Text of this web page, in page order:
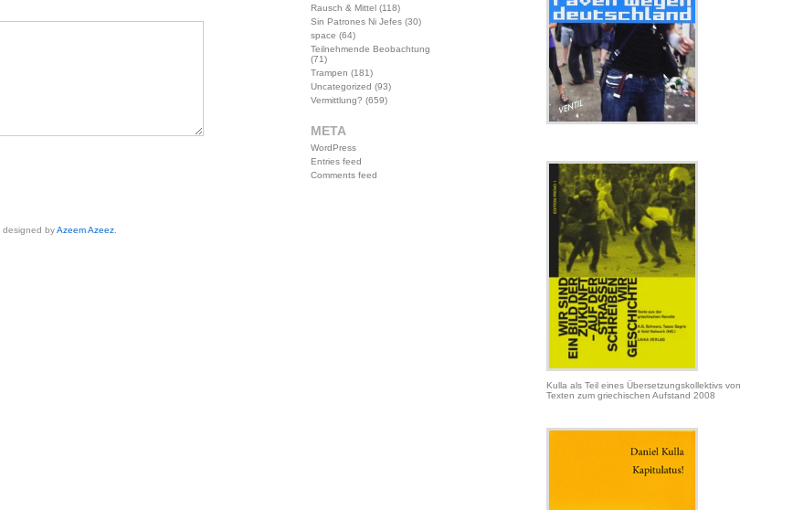
designed byAzeem Azeez
Rausch & Mittel(118)
Sin Patrones Ni Jefes(30)
space (64)
Teilnehmende Beobachtung
(71)
Trampen (181)
Uncategorized (93)
Vermittlung? (659)
META
WordPress
Entries feed
Comments feed
Kulla als Teil eines Übersetzungskollektivs von
Texten zum griechischen Aufstand 2008